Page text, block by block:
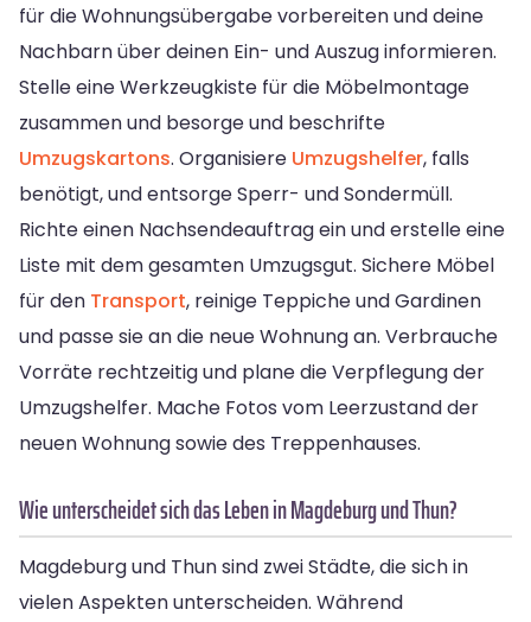
für die Wohnungsübergabe vorbereiten und deine
Nachbarn über deinen Ein- und Auszug informieren.
Stelle eine Werkzeugkiste für die Möbelmontage
zusammen und besorge und beschrifte
Umzugskartons. Organisiere Umzugshelfer, falls
benötigt, und entsorge Sperr- und Sondermüll.
Richte einen Nachsendeauftrag ein und erstelle eine
Liste mit dem gesamten Umzugsgut. Sichere Möbel
für den Transport, reinige Teppiche und Gardinen
und passe sie an die neue Wohnung an. Verbrauche
Vorräte rechtzeitig und plane die Verpflegung der
Umzugshelfer. Mache Fotos vom Leerzustand der
neuen Wohnung sowie des Treppenhauses.
Wie unterscheidet sich das Leben in Magdeburg und Thun?
Magdeburg und Thun sind zwei Städte, die sich in
vielen Aspekten unterscheiden. Während